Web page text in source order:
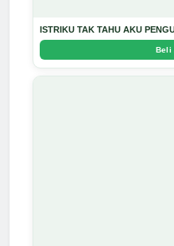
ISTRIKU TAK TAHU AKU
Beli